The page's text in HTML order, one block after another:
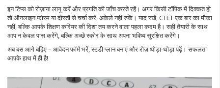
इन टिप्स को रोज़ाना लागू करें और प्रगति की जाँच करते रहें। अगर किसी टॉपिक में दिक्कत हो
तो ऑनलाइन फोरम या दोस्तों से चर्चा करें, अकेले नहीं रुकें। याद रखें, CTET एक बार का मौका
नहीं, बल्कि आपके शिक्षण करियर की दिशा तय करने वाला पहला कदम है। सही तैयारी के साथ
आप न केवल पास करेंगे, बल्कि अच्छे स्कोर के साथ अपना भविष्य सुरक्षित करेंगे।
अब बस आगे बढ़िए – आवेदन फॉर्म भरें, स्टडी प्लान बनाएं और रोज़ थोड़ा-थोड़ा पढ़ें। सफलता
आपके हाथ में ही है!